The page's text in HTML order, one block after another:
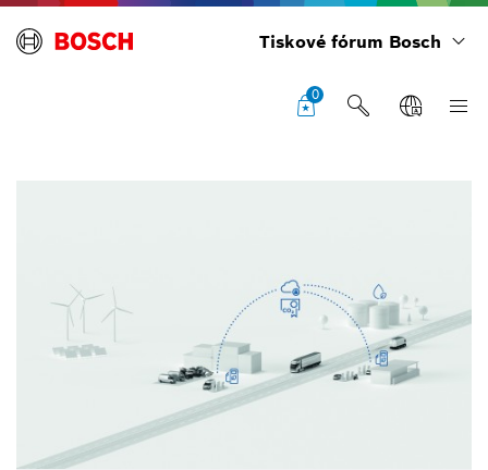
Tiskové fórum Bosch
0